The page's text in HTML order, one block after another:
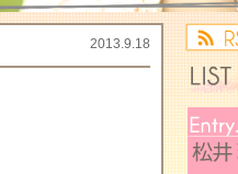
2013.9.18